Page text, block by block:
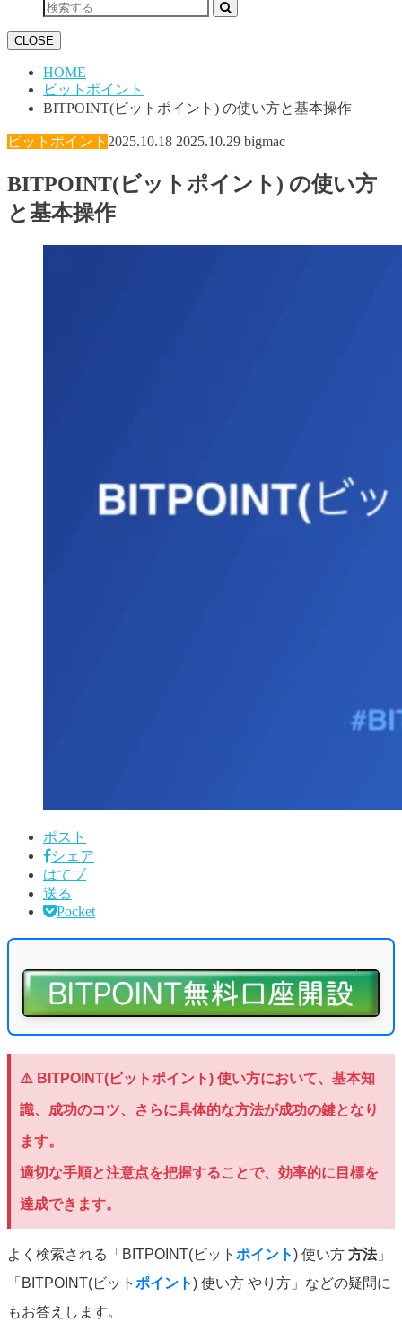
CLOSE
HOME
ビットポイント
BITPOINT(ビットポイント) の使い方と基本操作
ビットポイント 2025.10.18 2025.10.29 bigmac
BITPOINT(ビットポイント) の使い方
と基本操作
ポスト
シェア
はてブ
送る
Pocket
⚠️ BITPOINT(ビットポイント) 使い方において、基本知
識、成功のコツ、さらに具体的な方法が成功の鍵となり
ます。
適切な手順と注意点を把握することで、効率的に目標を
達成できます。
よく検索される「BITPOINT(ビット ポイント) 使い方 方法」
「BITPOINT(ビット ポイント) 使い方 やり方」などの疑問に
もお答えします。